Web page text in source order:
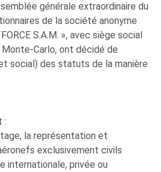
générale extraordinaire du
de la société anonyme
S.A.M. », avec siège social
Monte-Carlo, ont décidé de
social) des statuts de la manière
:
la représentation et
exclusivement civils
internationale, privée ou